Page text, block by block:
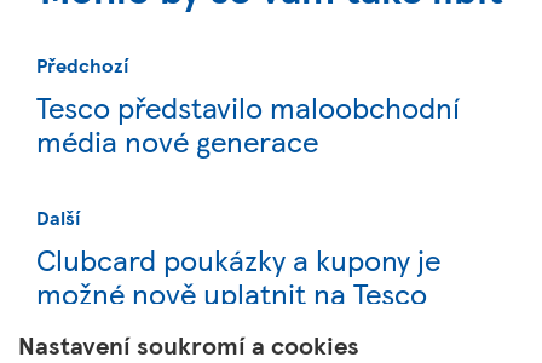
Předchozí
Tesco představilo maloobchodní
média nové generace
Další
Clubcard poukázky a kupony je
možné nově uplatnit na Tesco
Online nákupy
Nastavení soukromí a cookies